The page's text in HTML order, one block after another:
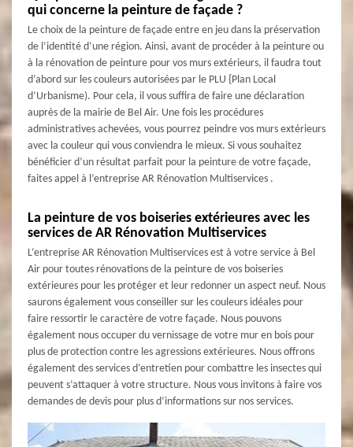
qui concerne la peinture de façade ?
Le choix de la peinture de façade entre en jeu dans la préservation
de l’identité d’une région. Ainsi, avant de procéder à la peinture ou
à la rénovation de peinture pour vos murs extérieurs, il faudra tout
d’abord sur les couleurs autorisées par le PLU {Plan Local
d’Urbanisme). Pour cela, il vous suffira de faire une déclaration
auprès de la mairie de Bel Air. Une fois les procédures
administratives achevées, vous pourrez peindre vos murs extérieurs
avec la couleur qui vous conviendra le mieux. Si vous souhaitez
bénéficier d’un résultat parfait pour la peinture de votre façade,
faites appel à l’entreprise AR Rénovation Multiservices .
La peinture de vos boiseries extérieures avec les
services de AR Rénovation Multiservices
L’entreprise AR Rénovation Multiservices est à votre service à Bel
Air pour toutes rénovations de la peinture de vos boiseries
extérieures pour les protéger et leur redonner un aspect neuf. Nous
saurons également vous conseiller sur les couleurs idéales pour
faire ressortir le caractère de votre façade. Nous pouvons
également nous occuper du vernissage de votre mur en bois pour
plus de protection contre les agressions extérieures. Nous offrons
également des services d’entretien pour combattre les insectes qui
peuvent s’attaquer à votre structure. Nous vous invitons à faire vos
demandes de devis pour plus d’informations sur nos services.